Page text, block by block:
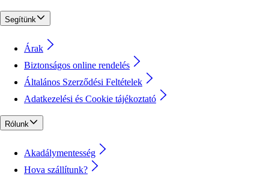
Segítünk
Árak
Biztonságos online rendelés
Általános Szerződési Feltételek
Adatkezelési és Cookie tájékoztató
Rólunk
Akadálymentesség
Hova szállítunk?